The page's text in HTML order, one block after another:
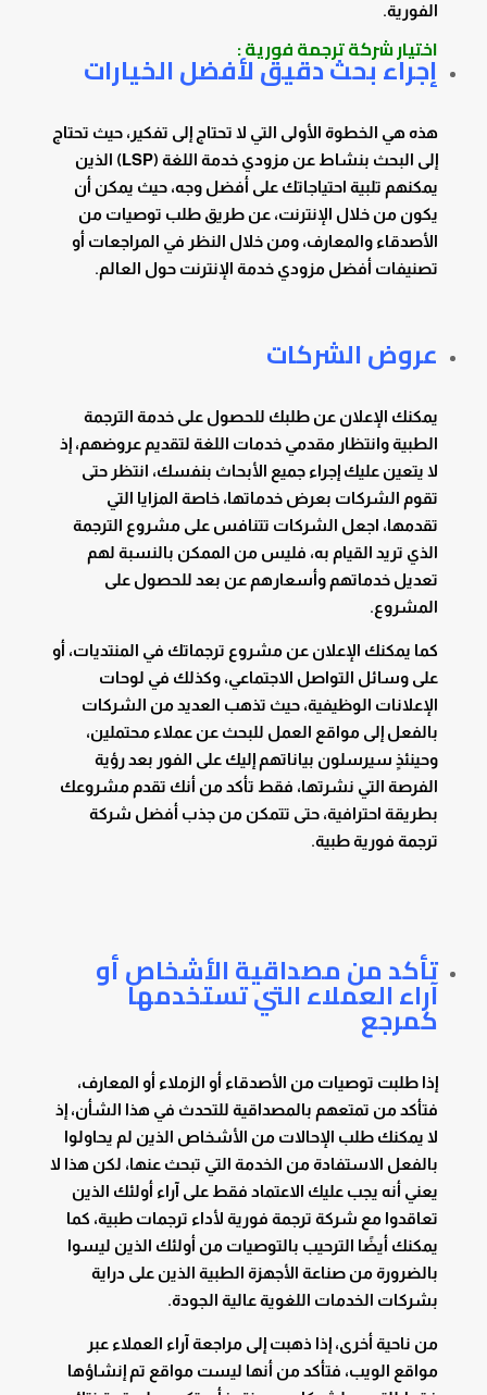
الفورية.
اختيار شركة ترجمة فورية :
إجراء بحث دقيق لأفضل الخيارات
هذه هي الخطوة الأولى التي لا تحتاج إلى تفكير، حيث تحتاج
إلى البحث بنشاط عن مزودي خدمة اللغة (LSP) الذين
يمكنهم تلبية احتياجاتك على أفضل وجه، حيث يمكن أن
يكون من خلال الإنترنت، عن طريق طلب توصيات من
الأصدقاء والمعارف، ومن خلال النظر في المراجعات أو
تصنيفات أفضل مزودي خدمة الإنترنت حول العالم.
عروض الشركات
يمكنك الإعلان عن طلبك للحصول على خدمة الترجمة
الطبية وانتظار مقدمي خدمات اللغة لتقديم عروضهم، إذ
لا يتعين عليك إجراء جميع الأبحاث بنفسك، انتظر حتى
تقوم الشركات بعرض خدماتها، خاصة المزايا التي
تقدمها، اجعل الشركات تتنافس على مشروع الترجمة
الذي تريد القيام به، فليس من الممكن بالنسبة لهم
تعديل خدماتهم وأسعارهم عن بعد للحصول على
المشروع.
كما يمكنك الإعلان عن مشروع ترجماتك في المنتديات، أو
على وسائل التواصل الاجتماعي، وكذلك في لوحات
الإعلانات الوظيفية، حيث تذهب العديد من الشركات
بالفعل إلى مواقع العمل للبحث عن عملاء محتملين،
وحينئذٍ سيرسلون بياناتهم إليك على الفور بعد رؤية
الفرصة التي نشرتها، فقط تأكد من أنك تقدم مشروعك
بطريقة احترافية، حتى تتمكن من جذب أفضل شركة
ترجمة فورية طبية.
تأكد من مصداقية الأشخاص أو
آراء العملاء التي تستخدمها
كمرجع
إذا طلبت توصيات من الأصدقاء أو الزملاء أو المعارف،
فتأكد من تمتعهم بالمصداقية للتحدث في هذا الشأن، إذ
لا يمكنك طلب الإحالات من الأشخاص الذين لم يحاولوا
بالفعل الاستفادة من الخدمة التي تبحث عنها، لكن هذا لا
يعني أنه يجب عليك الاعتماد فقط على آراء أولئك الذين
تعاقدوا مع شركة ترجمة فورية لأداء ترجمات طبية، كما
يمكنك أيضًا الترحيب بالتوصيات من أولئك الذين ليسوا
بالضرورة من صناعة الأجهزة الطبية الذين على دراية
بشركات الخدمات اللغوية عالية الجودة.
من ناحية أخرى، إذا ذهبت إلى مراجعة آراء العملاء عبر
مواقع الويب، فتأكد من أنها ليست مواقع تم إنشاؤها